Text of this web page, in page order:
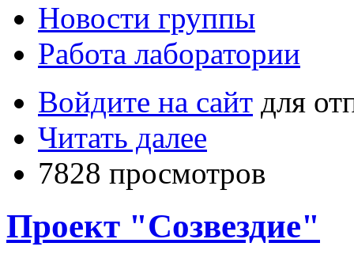
Новости группы
Работа лаборатории
Войдите на сайт для
Читать далее
7828 просмотров
Проект "Созвездие"